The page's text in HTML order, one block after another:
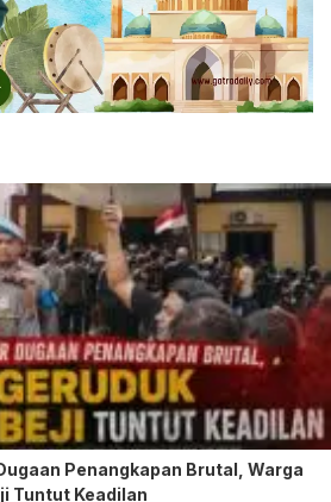
Penangkapan Brutal, Warga
Tuntut Keadilan